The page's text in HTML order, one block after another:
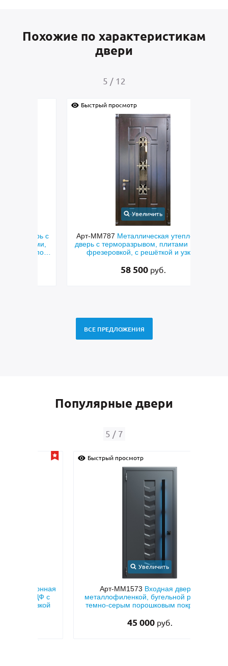
Похожие по характеристикам
двери
5 / 12
Быстрый просмотр
Увеличить
Арт-ММ787Металлическая утеплённая
дверь с терморазрывом, плитами MDF с
фрезеровкой, с решёткой и узким
руб.
ВСЕ ПРЕДЛОЖЕНИЯ
Популярные двери
5 / 7
Быстрый просмотр
Увеличить
Арт-ММ1573Входная дверь с
металлофиленкой, бугельной ручкой и
темно-серым порошковым покрытием
руб.